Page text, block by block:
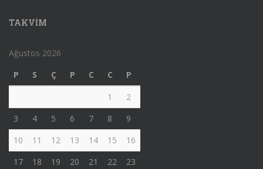
TAKVIM
Ağustos 2026
P
S Ç P C C
P
1
2
3
4 5 6 7 8
9
10
11 12 13 14 15
16
17
18 19 20 21 22
23